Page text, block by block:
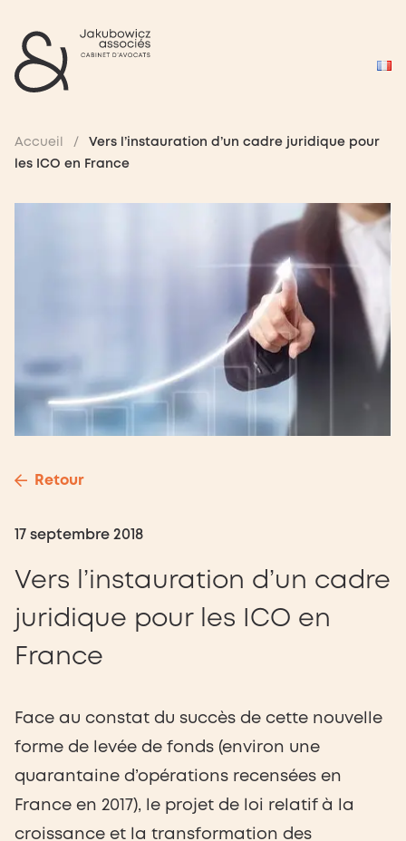
Accueil /
Vers l’instauration d’un cadre juridique pour
les ICO en France
Retour
17 septembre 2018
Vers l’instauration d’un cadre
juridique pour les ICO en
France
Face au constat du succès de cette nouvelle
forme de levée de fonds (environ une
quarantaine d’opérations recensées en
France en 2017), le projet de loi relatif à la
croissance et la transformation des